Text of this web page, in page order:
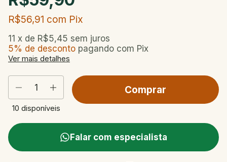
R$56,91 com Pix
11 x de R$5,45 sem juros
5% de desconto pagando com Pix
Ver mais detalhes
10 disponíveis
Falar com especialista